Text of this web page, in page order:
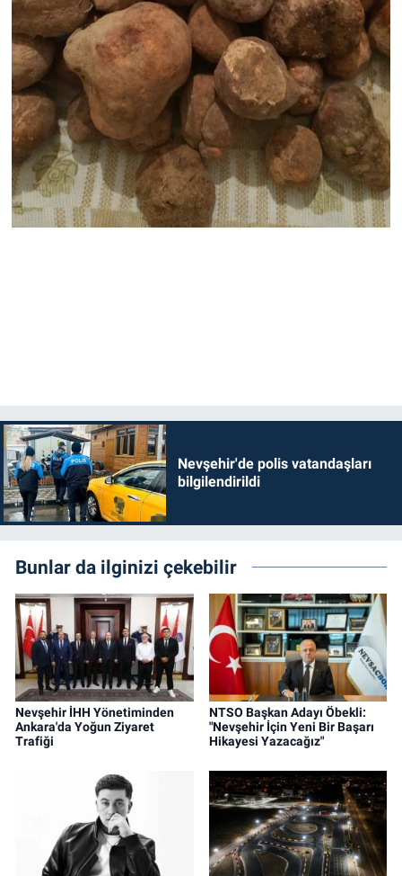
Nevşehir'de polis vatandaşları
bilgilendirildi
Bunlar da ilginizi çekebilir
Nevşehir İHH Yönetiminden
Ankara'da Yoğun Ziyaret
Trafiği
NTSO Başkan Adayı Öbekli:
"Nevşehir İçin Yeni Bir Başarı
Hikayesi Yazacağız"